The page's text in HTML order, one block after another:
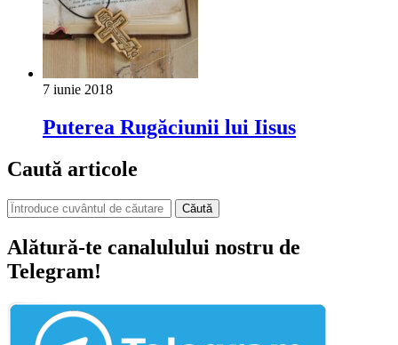
7 iunie 2018
Puterea Rugăciunii lui Iisus
Caută articole
Căută
Alătură-te canalulului nostru de
Telegram!